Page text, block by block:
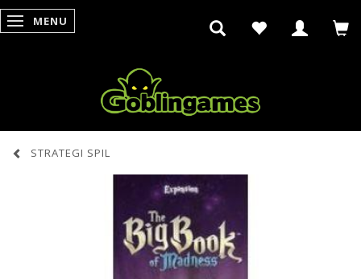
SKIFTE NAVIGATION
MENU
STRATEGI SPIL